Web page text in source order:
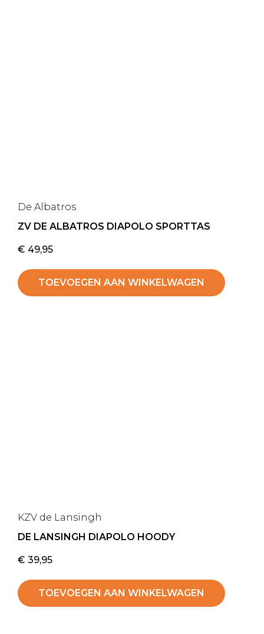
De Albatros
ZV DE ALBATROS DIAPOLO SPORTTAS
€ 49,95
TOEVOEGEN AAN WINKELWAGEN
KZV de Lansingh
DE LANSINGH DIAPOLO HOODY
€ 39,95
TOEVOEGEN AAN WINKELWAGEN